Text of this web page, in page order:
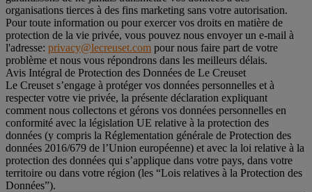
organisations tierces à des fins marketing sans votre autorisation.
Pour toute information ou pour exercer vos droits en matière de
protection de la vie privée, vous pouvez nous envoyer un e-mail à
l'adresse: privacy@lecreuset.com pour nous faire part de votre
problème et nous vous répondrons dans les meilleurs délais.
Avis Intégral de Protection des Données de Le Creuset
Le Creuset s’engage à protéger vos données personnelles et à
respecter votre vie privée, la présente déclaration expliquant
comment nous collectons et gérons vos données personnelles en
conformité avec la législation UE relative à la protection des
données (y compris la Réglementation générale de Protection des
données 2016/679 de l’Union européenne) et avec la loi relative à la
protection des données qui s’applique dans votre pays, dans votre
territoire ou dans votre région (les “Lois relatives à la Protection des
Données”).